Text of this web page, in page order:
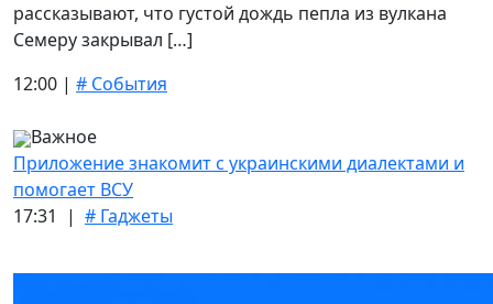
рассказывают, что густой дождь пепла из вулкана
Семеру закрывал […]
12:00 | # События
Важное
Приложение знакомит с украинскими диалектами и
помогает ВСУ
17:31 | # Гаджеты